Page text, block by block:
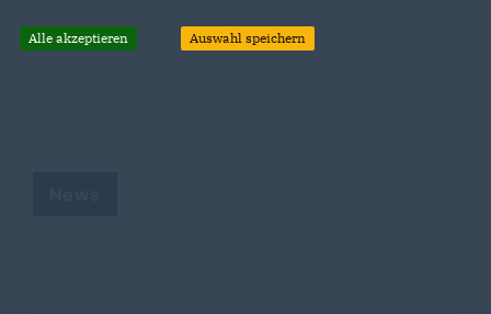
Alle akzeptieren Auswahl speichern